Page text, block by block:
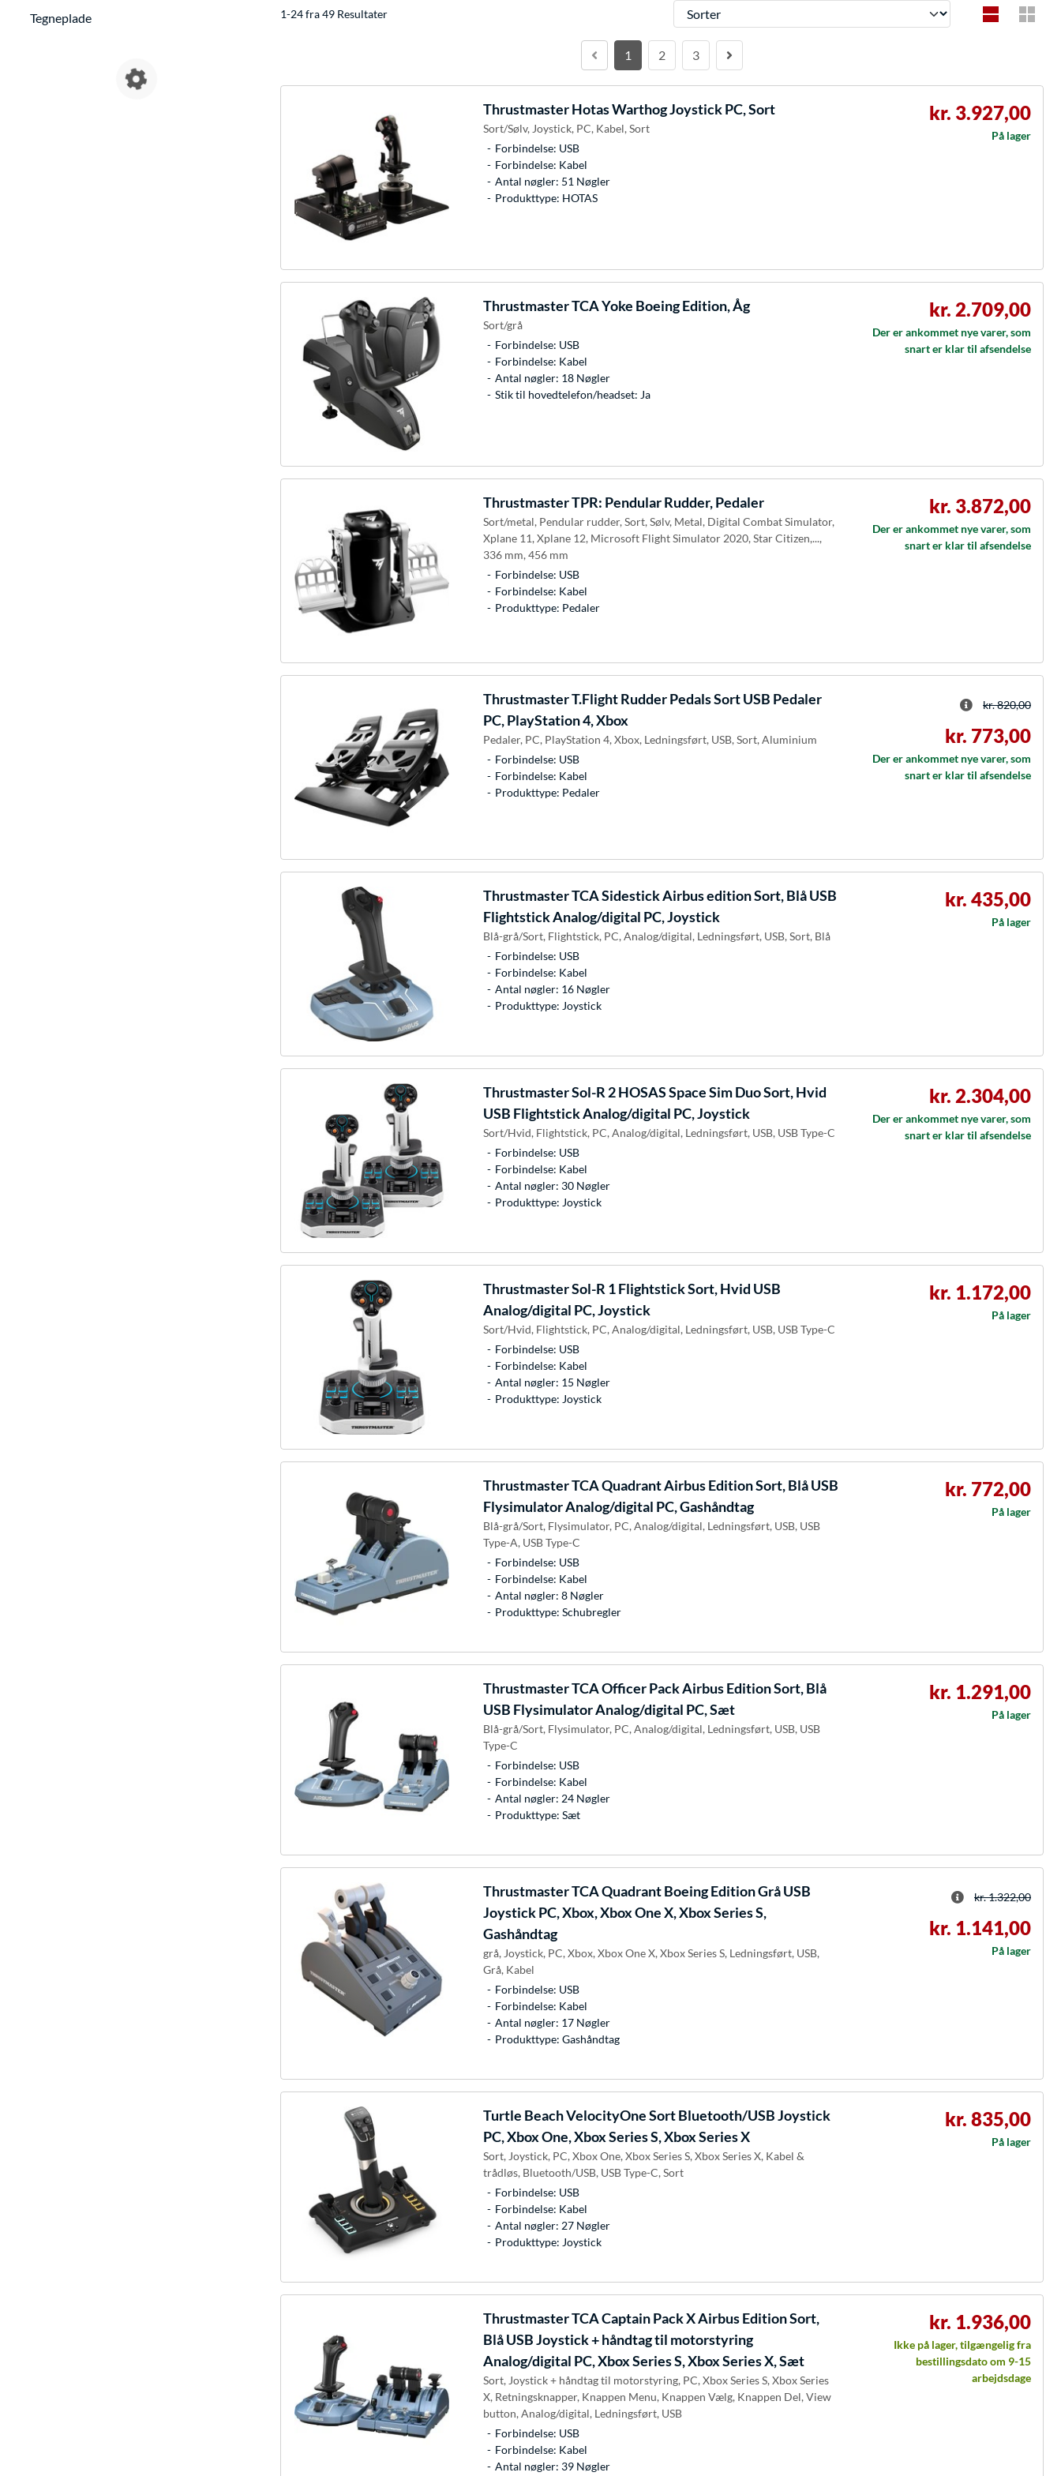
Tegneplade
1-24 fra 49 Resultater Sorter
1 2 3
ThrustmasterHotas Warthog Joystick PC, Sort
Sort/Sølv, Joystick, PC, Kabel, Sort
Forbindelse: USB
Forbindelse: Kabel
Antal nøgler: 51 Nøgler
Produkttype: HOTAS
kr. 3.927,00
På lager
ThrustmasterTCA Yoke Boeing Edition, Åg
Sort/grå
Forbindelse: USB
Forbindelse: Kabel
Antal nøgler: 18 Nøgler
Stik til hovedtelefon/headset: Ja
kr. 2.709,00
Der er ankommet nye varer, som
snart er klar til afsendelse
ThrustmasterTPR: Pendular Rudder, Pedaler
Sort/metal, Pendular rudder, Sort, Sølv, Metal, Digital Combat Simulator,
Xplane 11, Xplane 12, Microsoft Flight Simulator 2020, Star Citizen,...,
336 mm, 456 mm
Forbindelse: USB
Forbindelse: Kabel
Produkttype: Pedaler
kr. 3.872,00
Der er ankommet nye varer, som
snart er klar til afsendelse
ThrustmasterT.Flight Rudder Pedals Sort USB Pedaler
PC, PlayStation 4, Xbox
Pedaler, PC, PlayStation 4, Xbox, Ledningsført, USB, Sort, Aluminium
Forbindelse: USB
Forbindelse: Kabel
Produkttype: Pedaler
kr. 820,00
kr. 773,00
Der er ankommet nye varer, som
snart er klar til afsendelse
ThrustmasterTCA Sidestick Airbus edition Sort, Blå USB
Flightstick Analog/digital PC, Joystick
Blå-grå/Sort, Flightstick, PC, Analog/digital, Ledningsført, USB, Sort, Blå
Forbindelse: USB
Forbindelse: Kabel
Antal nøgler: 16 Nøgler
Produkttype: Joystick
kr. 435,00
På lager
ThrustmasterSol-R 2 HOSAS Space Sim Duo Sort, Hvid
USB Flightstick Analog/digital PC, Joystick
Sort/Hvid, Flightstick, PC, Analog/digital, Ledningsført, USB, USB Type-C
Forbindelse: USB
Forbindelse: Kabel
Antal nøgler: 30 Nøgler
Produkttype: Joystick
kr. 2.304,00
Der er ankommet nye varer, som
snart er klar til afsendelse
ThrustmasterSol-R 1 Flightstick Sort, Hvid USB
Analog/digital PC, Joystick
Sort/Hvid, Flightstick, PC, Analog/digital, Ledningsført, USB, USB Type-C
Forbindelse: USB
Forbindelse: Kabel
Antal nøgler: 15 Nøgler
Produkttype: Joystick
kr. 1.172,00
På lager
ThrustmasterTCA Quadrant Airbus Edition Sort, Blå USB
Flysimulator Analog/digital PC, Gashåndtag
Blå-grå/Sort, Flysimulator, PC, Analog/digital, Ledningsført, USB, USB
Type-A, USB Type-C
Forbindelse: USB
Forbindelse: Kabel
Antal nøgler: 8 Nøgler
Produkttype: Schubregler
kr. 772,00
På lager
ThrustmasterTCA Officer Pack Airbus Edition Sort, Blå
USB Flysimulator Analog/digital PC, Sæt
Blå-grå/Sort, Flysimulator, PC, Analog/digital, Ledningsført, USB, USB
Type-C
Forbindelse: USB
Forbindelse: Kabel
Antal nøgler: 24 Nøgler
Produkttype: Sæt
kr. 1.291,00
På lager
ThrustmasterTCA Quadrant Boeing Edition Grå USB
Joystick PC, Xbox, Xbox One X, Xbox Series S,
Gashåndtag
grå, Joystick, PC, Xbox, Xbox One X, Xbox Series S, Ledningsført, USB,
Grå, Kabel
Forbindelse: USB
Forbindelse: Kabel
Antal nøgler: 17 Nøgler
Produkttype: Gashåndtag
kr. 1.322,00
kr. 1.141,00
På lager
Turtle BeachVelocityOne Sort Bluetooth/USB Joystick
PC, Xbox One, Xbox Series S, Xbox Series X
Sort, Joystick, PC, Xbox One, Xbox Series S, Xbox Series X, Kabel &
trådløs, Bluetooth/USB, USB Type-C, Sort
Forbindelse: USB
Forbindelse: Kabel
Antal nøgler: 27 Nøgler
Produkttype: Joystick
kr. 835,00
På lager
ThrustmasterTCA Captain Pack X Airbus Edition Sort,
Blå USB Joystick + håndtag til motorstyring
Analog/digital PC, Xbox Series S, Xbox Series X, Sæt
Sort, Joystick + håndtag til motorstyring, PC, Xbox Series S, Xbox Series
X, Retningsknapper, Knappen Menu, Knappen Vælg, Knappen Del, View
button, Analog/digital, Ledningsført, USB
Forbindelse: USB
Forbindelse: Kabel
Antal nøgler: 39 Nøgler
kr. 1.936,00
Ikke på lager, tilgængelig fra
bestillingsdato om 9-15
arbejdsdage